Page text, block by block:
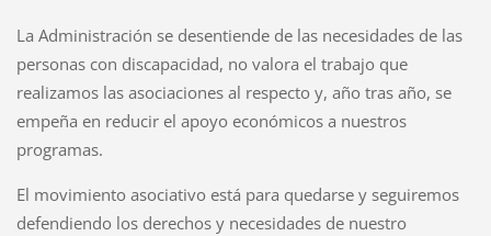
La Administración se desentiende de las necesidades de las
personas con discapacidad, no valora el trabajo que
realizamos las asociaciones al respecto y, año tras año, se
empeña en reducir el apoyo económicos a nuestros
programas.
El movimiento asociativo está para quedarse y seguiremos
defendiendo los derechos y necesidades de nuestro